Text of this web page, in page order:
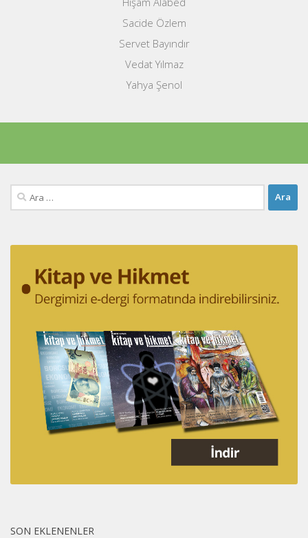
Sacide Özlem
Servet Bayındır
Vedat Yılmaz
Yahya Şenol
Arama:
SON EKLENENLER